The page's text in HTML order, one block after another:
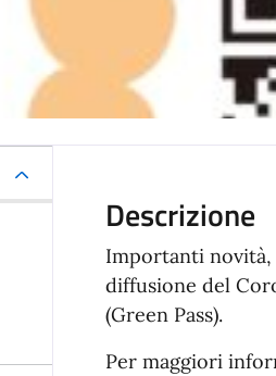
Descrizione
Importanti novità,
diffusione del
(Green Pass).
Per maggiori